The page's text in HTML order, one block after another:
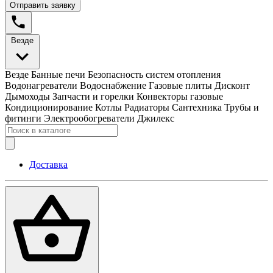
Отправить заявку
Везде
Везде Банные печи Безопасность систем отопления
Водонагреватели Водоснабжение Газовые плиты Дисконт
Дымоходы Запчасти и горелки Конвекторы газовые
Кондиционирование Котлы Радиаторы Сантехника Трубы и
фитинги Электрообогреватели Джилекс
Доставка